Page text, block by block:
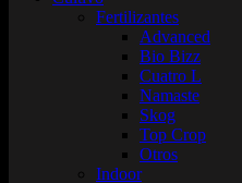
Fertilizantes
Advanced
Bio Bizz
Cuatro L
Namaste
Skog
Top Crop
Otros
Indoor